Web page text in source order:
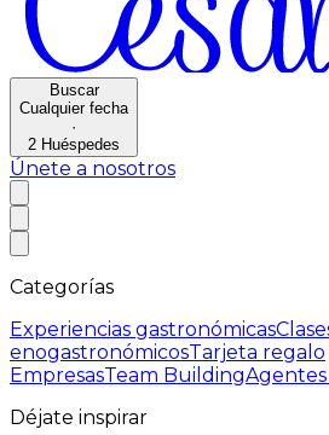
Buscar
Cualquier fecha
·
2 Huéspedes
Únete a nosotros
Categorías
Experiencias gastronómicas
enogastronómicosTarjeta regalo
EmpresasTeam BuildingAgentes
Déjate inspirar